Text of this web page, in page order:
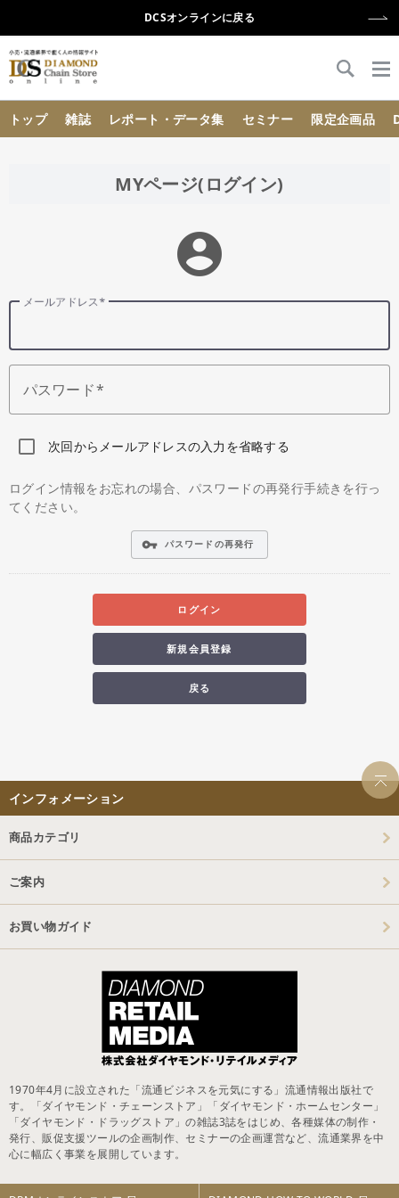
DCSオンラインに戻る
トップ 雑誌 レポート・データ集 セミナー 限定企画品
MYページ(ログイン)
account_circle
メールアドレス
パスワード
次回からメールアドレスの入力を省略する
ログイン情報をお忘れの場合、パスワードの再発行手続きを行っ
てください。
vpn_key パスワードの再発行
ログイン
新規会員登録
戻る
インフォメーション
商品カテゴリ
ご案内
お買い物ガイド
1970年4月に設立された「流通ビジネスを元気にする」流通情報出版社で
す。「ダイヤモンド・チェーンストア」「ダイヤモンド・ホームセンター」
「ダイヤモンド・ドラッグストア」の雑誌3誌をはじめ、各種媒体の制作・
発行、販促支援ツールの企画制作、セミナーの企画運営など、流通業界を中
心に幅広く事業を展開しています。